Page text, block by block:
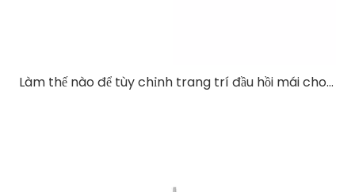
Làm thế nào để tùy chỉnh trang trí đầu hồi mái cho các góc mái không chuẩn?